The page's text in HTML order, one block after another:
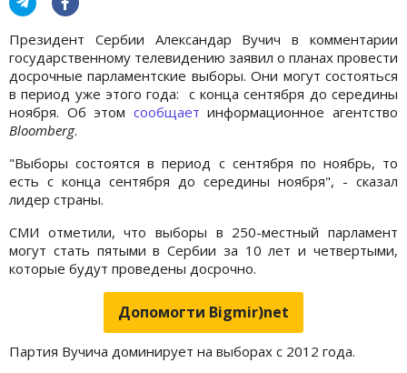
Президент Сербии Александар Вучич в комментарии
государственному телевидению заявил о планах провести
досрочные парламентские выборы. Они могут состояться
в период уже этого года: с конца сентября до середины
ноября. Об этом сообщает информационное агентство
Bloomberg.
"Выборы состоятся в период с сентября по ноябрь, то
есть с конца сентября до середины ноября", - сказал
лидер страны.
СМИ отметили, что выборы в 250-местный парламент
могут стать пятыми в Сербии за 10 лет и четвертыми,
которые будут проведены досрочно.
Допомогти Bigmir)net
Партия Вучича доминирует на выборах с 2012 года.